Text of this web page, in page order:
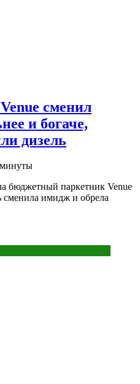
сменил
и богаче,
дизель
бюджетный паркетник Venue
имидж и обрела